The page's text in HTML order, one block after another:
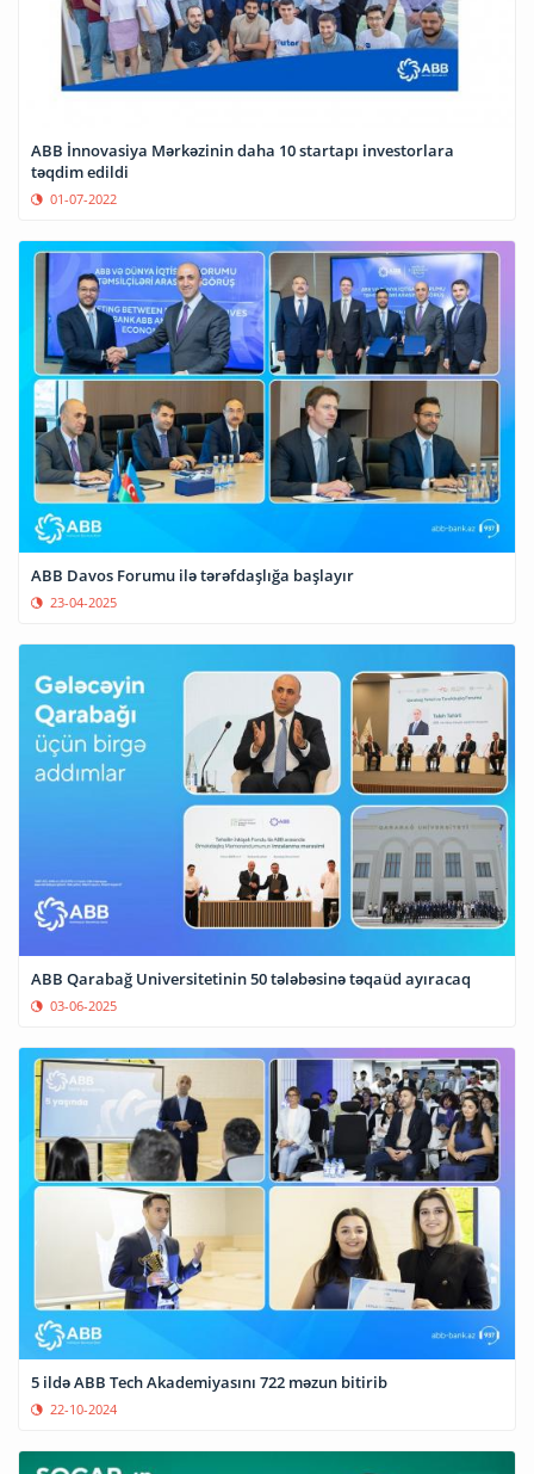
ABB İnnovasiya Mərkəzinin daha 10 startapı investorlara
təqdim edildi
01-07-2022
ABB Davos Forumu ilə tərəfdaşlığa başlayır
23-04-2025
ABB Qarabağ Universitetinin 50 tələbəsinə təqaüd ayıracaq
03-06-2025
5 ildə ABB Tech Akademiyasını 722 məzun bitirib
22-10-2024